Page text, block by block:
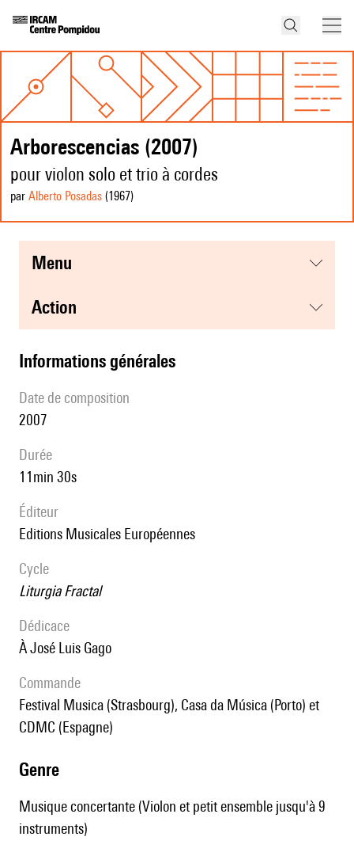
Arborescencias (2007)
pour violon solo et trio à cordes
par Alberto Posadas (1967)
menu
action
informations générales
date de composition
2007
durée
11min 30s
éditeur
Editions Musicales Européennes
Cycle
Liturgia Fractal
Dédicace
à José Luis Gago
Commande
Festival Musica (Strasbourg), Casa da Música (Porto) et
CDMC (Espagne)
genre
Musique concertante (Violon et petit ensemble jusqu'à 9
instruments)